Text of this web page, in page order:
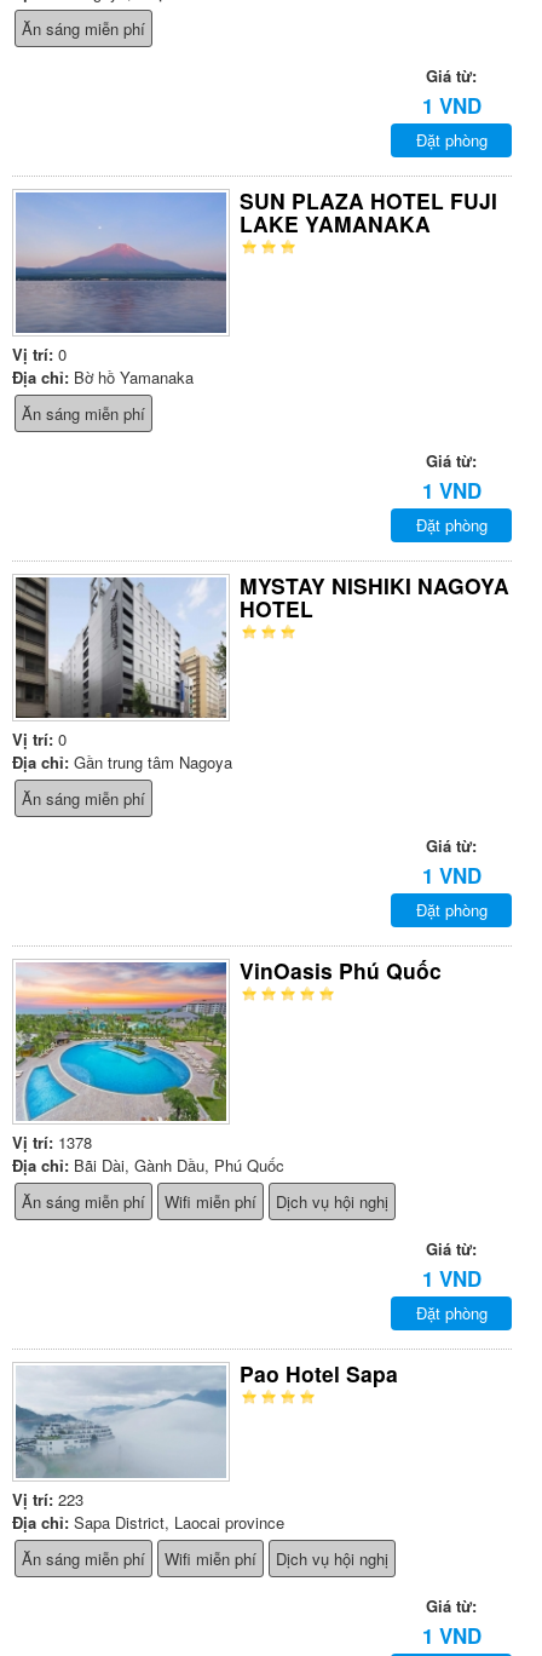
Ăn sáng miễn phí
Giá từ:
1 VND
Đặt phòng
SUN PLAZA HOTEL FUJI
LAKE YAMANAKA
Vị trí: 0
Địa chỉ: Bờ hồ Yamanaka
Ăn sáng miễn phí
Giá từ:
1 VND
Đặt phòng
MYSTAY NISHIKI NAGOYA
HOTEL
Vị trí: 0
Địa chỉ: Gần trung tâm Nagoya
Ăn sáng miễn phí
Giá từ:
1 VND
Đặt phòng
VinOasis Phú Quốc
Vị trí: 1378
Địa chỉ: Bãi Dài, Gành Dầu, Phú Quốc
Ăn sáng miễn phí
Wifi miễn phí Dịch vụ hội nghị
Giá từ:
1 VND
Đặt phòng
Pao Hotel Sapa
Vị trí: 223
Địa chỉ: Sapa District, Laocai province
Ăn sáng miễn phí
Wifi miễn phí Dịch vụ hội nghị
Giá từ:
1 VND